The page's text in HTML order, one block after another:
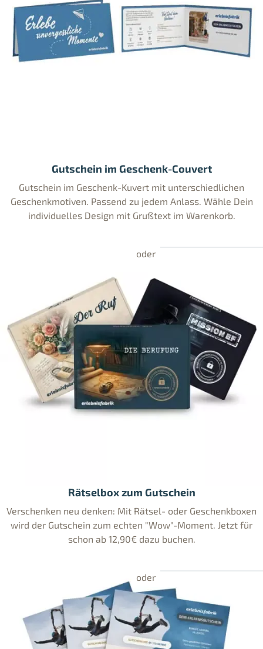
Gutschein im Geschenk-Couvert
Gutschein im Geschenk-Kuvert mit unterschiedlichen
Geschenkmotiven. Passend zu jedem Anlass. Wähle Dein
individuelles Design mit Grußtext im Warenkorb.
Rätselbox zum Gutschein
Verschenken neu denken: Mit Rätsel- oder Geschenkboxen
wird der Gutschein zum echten "Wow"-Moment. Jetzt für
schon ab 12,90€ dazu buchen.